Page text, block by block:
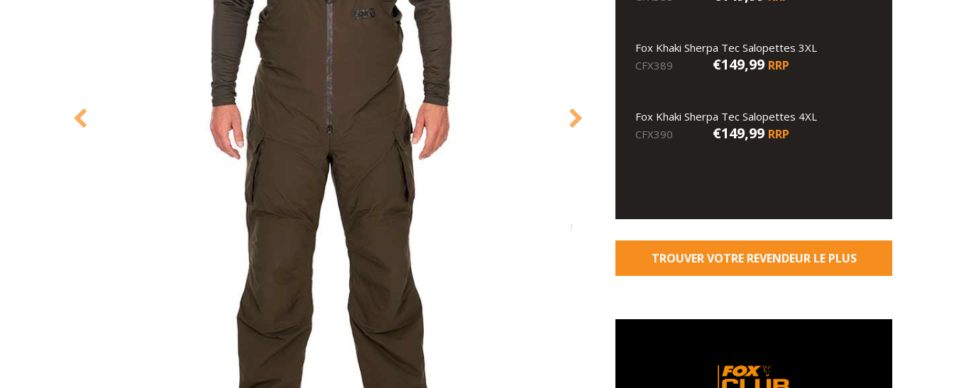
Fox Khaki Sherpa Tec Salopettes 3XL
CFX389
€149,99 RRP
Fox Khaki Sherpa Tec Salopettes 4XL
CFX390
€149,99 RRP
TROUVER VOTRE REVENDEUR LE PLUS